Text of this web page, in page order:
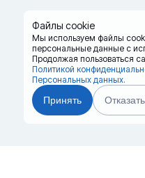
Файлы cookie
Мы используем файлы
персональные данные с
Продолжая пользоваться
Политикой
Персональных данных.
Принять